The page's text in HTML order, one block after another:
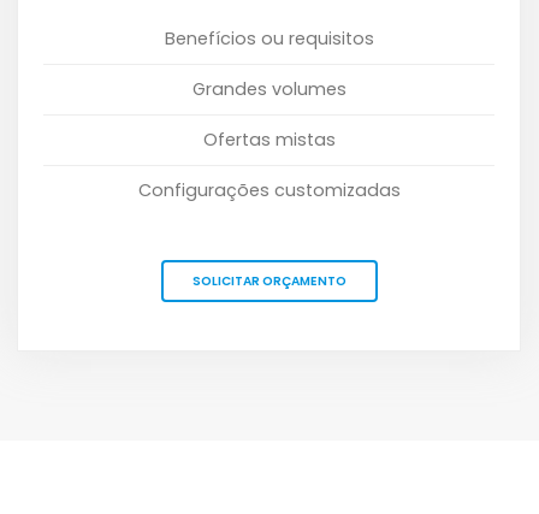
Benefícios ou requisitos
Grandes volumes
Ofertas mistas
Configurações customizadas
SOLICITAR ORÇAMENTO